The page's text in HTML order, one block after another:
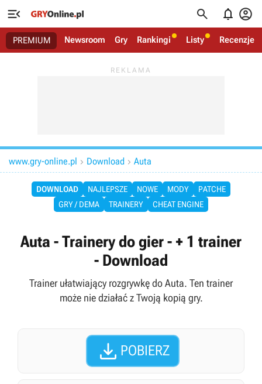
   
PREMIUM Newsroom Gry Rankingi Listy Recenzje
www.gry-online.pl  Download  Auta
DOWNLOAD NAJLEPSZE NOWE MODY
PATCHE
GRY / DEMA
TRAINERY CHEAT ENGINE
Auta - Trainery do gier - + 1 trainer
- Download
Trainer ułatwiający rozgrywkę do Auta. Ten trainer
może nie działać z Twoją kopią gry.
 POBIERZ